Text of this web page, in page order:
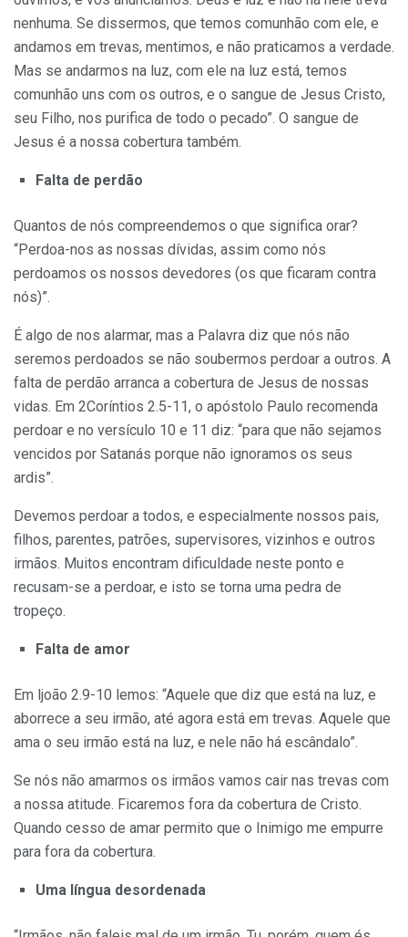
nenhuma. Se dissermos, que temos comunhão com ele, e
andamos em trevas, mentimos, e não praticamos a verdade.
Mas se andarmos na luz, com ele na luz está, temos
comunhão uns com os outros, e o sangue de Jesus Cristo,
seu Filho, nos purifica de todo o pecado”. O sangue de
Jesus é a nossa cobertura também.
Falta de perdão
Quantos de nós compreendemos o que significa orar?
“Perdoa-nos as nossas dívidas, assim como nós
perdoamos os nossos devedores (os que ficaram contra
nós)”.
É algo de nos alarmar, mas a Palavra diz que nós não
seremos perdoa­dos se não soubermos perdoar a outros. A
falta de perdão arranca a cober­tura de Jesus de nossas
vidas. Em 2Coríntios 2.5-11, o apóstolo Paulo reco­menda
perdoar e no versículo 10 e 11 diz: “para que não sejamos
vencidos por Satanás porque não ignoramos os seus
ardis”.
Devemos perdoar a todos, e especialmente nossos pais,
filhos, paren­tes, patrões, supervisores, vizinhos e outros
irmãos. Muitos encontram dificuldade neste ponto e
recusam-se a perdoar, e isto se torna uma pedra de
tropeço.
Falta de amor
Em ljoão 2.9-10 lemos: “Aquele que diz que está na luz, e
aborrece a seu irmão, até agora está em trevas. Aquele que
ama o seu irmão está na luz, e nele não há escândalo”.
Se nós não amarmos os irmãos vamos cair nas trevas com
a nossa atitude. Ficaremos fora da cobertura de Cristo.
Quando cesso de amar permi­to que o Inimigo me empurre
para fora da cobertura.
Uma língua desordenada